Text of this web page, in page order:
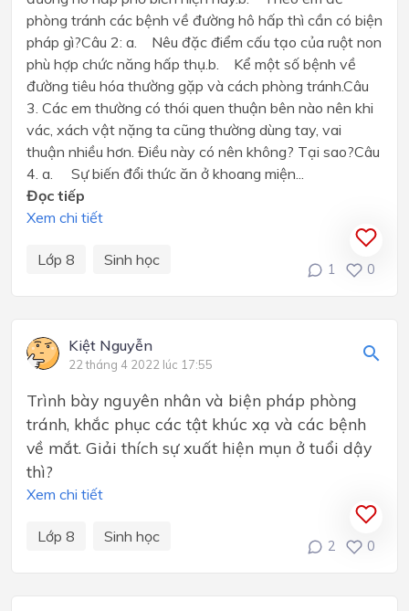
phòng tránh các bệnh về đường hô hấp thì cần có biện
pháp gì?Câu 2: a. Nêu đặc điểm cấu tạo của ruột non
phù hợp chức năng hấp thụ.b. Kể một số bệnh về
đường tiêu hóa thường gặp và cách phòng tránh.Câu
3. Các em thường có thói quen thuận bên nào nên khi
vác, xách vật nặng ta cũng thường dùng tay, vai
thuận nhiều hơn. Điều này có nên không? Tại sao?Câu
4. a. Sự biến đổi thức ăn ở khoang miện...
Đọc tiếp
Xem chi tiết
Lớp 8 Sinh học
1 0
Kiệt Nguyễn
22 tháng 4 2022 lúc 17:55
Trình bày nguyên nhân và biện pháp phòng
tránh, khắc phục các tật khúc xạ và các bệnh
về mắt. Giải thích sự xuất hiện mụn ở tuổi dậy
thì?
Xem chi tiết
Lớp 8 Sinh học
2 0